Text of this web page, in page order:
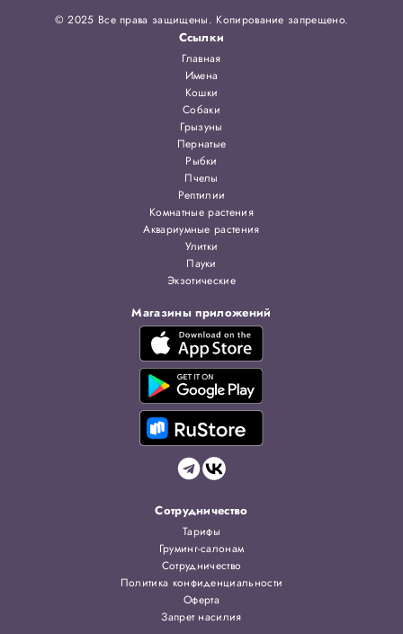
© 2025 Все права защищены. Копирование запрещено.
Ссылки
Главная
Имена
Кошки
Собаки
Грызуны
Пернатые
Рыбки
Пчелы
Рептилии
Комнатные растения
Аквариумные растения
Улитки
Пауки
Экзотические
Магазины приложений
Сотрудничество
Тарифы
Груминг-салонам
Сотрудничество
Политика конфиденциальности
Оферта
Запрет насилия